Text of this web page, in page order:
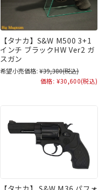
【タナカ】S&W M500 3+1
インチ ブラックHW Ver2 ガ
スガン
希望小売価格: ¥39,380(税込)
価格: ¥30,600(税込)